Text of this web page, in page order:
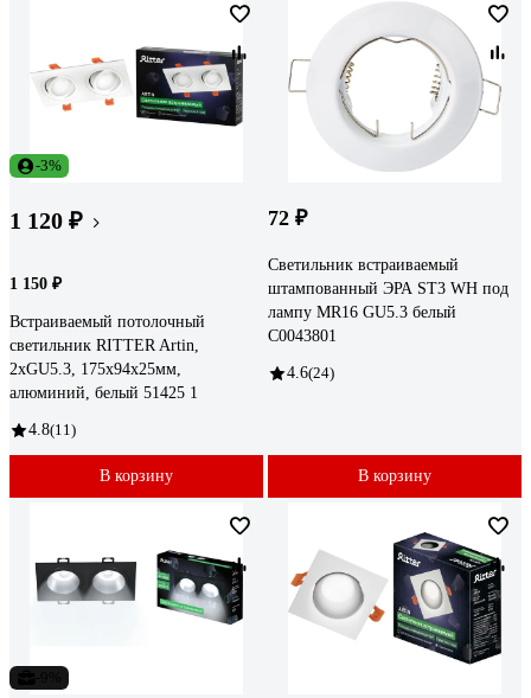
-3%
1 120 ₽
1 150 ₽
Встраиваемый потолочный
светильник RITTER Artin,
2хGU5.3, 175х94х25мм,
алюминий, белый 51425 1
4.8(11)
В корзину
72 ₽
Светильник встраиваемый
штампованный ЭРА ST3 WH под
лампу MR16 GU5.3 белый
C0043801
4.6(24)
В корзину